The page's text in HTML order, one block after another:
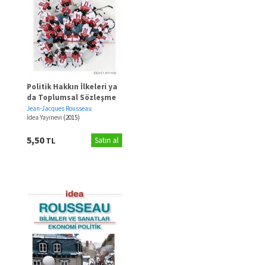
Politik Hakkın İlkeleri ya
da Toplumsal Sözleşme
Jean-Jacques Rousseau
İdea Yayınevi (2015)
5,50TL Satın al